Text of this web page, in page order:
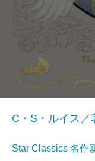
C・S・ルイス／
Star Classics 名